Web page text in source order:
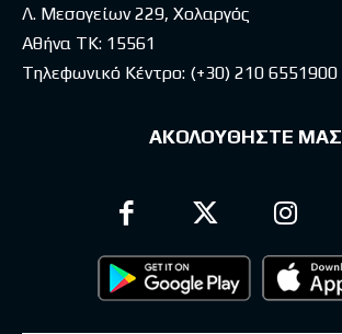
Λ. Μεσογείων 229, Χολαργός
Αθήνα ΤΚ: 15561
Τηλεφωνικό Κέντρο: (+30) 210 6551900
ΑΚΟΛΟΥΘΗΣΤΕ ΜΑΣ